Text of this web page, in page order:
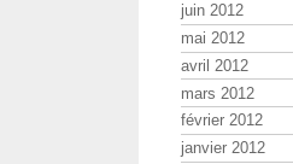
juin 2012
mai 2012
avril 2012
mars 2012
février 2012
janvier 2012